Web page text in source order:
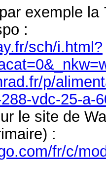
exemple
:
sch/i.html?
p/
vdc-25-a-
le site de
:
fr/c/